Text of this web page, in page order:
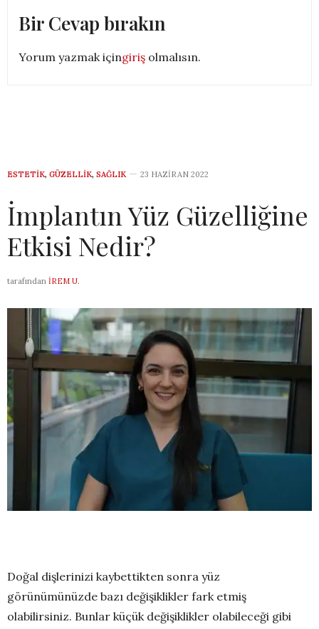
Bir Cevap bırakın
Yorum yazmak içingiriş olmalısın.
ESTETIK, GÜZELLIK, SAĞLIK 23 HAZIRAN 2022
İmplantın Yüz Güzelliğine
Etkisi Nedir?
tarafından İREM U.
Doğal dişlerinizi kaybettikten sonra yüz
görünümünüzde bazı değişiklikler fark etmiş
olabilirsiniz. Bunlar küçük değişiklikler olabileceği gibi